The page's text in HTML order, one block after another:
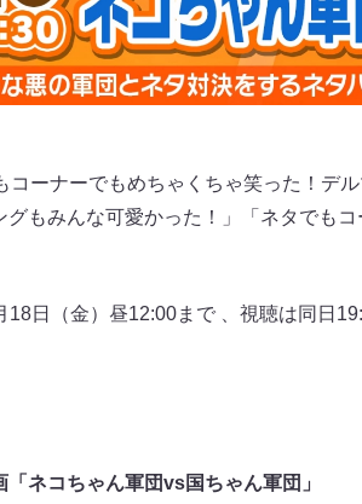
ーナーでもめちゃくちゃ笑った！デ
もみんな可愛かった！」「ネタでも
日（金）昼12:00まで 、視聴は同日
ネコちゃん軍団vs国ちゃん軍団」